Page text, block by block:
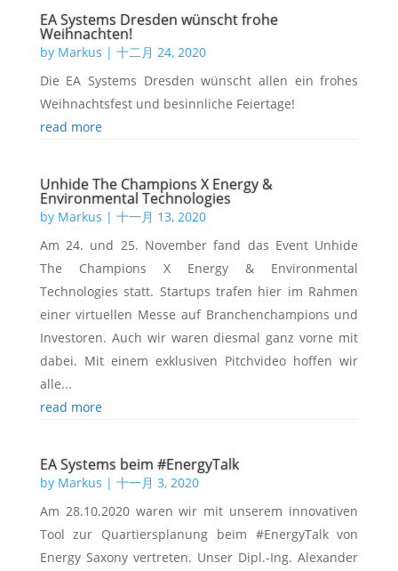
EA Systems Dresden wünscht frohe
Weihnachten!
by Markus | 十二月 24, 2020
Die EA Systems Dresden wünscht allen ein frohes
Weihnachtsfest und besinnliche Feiertage!
read more
Unhide The Champions X Energy &
Environmental Technologies
by Markus | 十一月 13, 2020
Am 24. und 25. November fand das Event Unhide
The Champions X Energy & Environmental
Technologies statt. Startups trafen hier im Rahmen
einer virtuellen Messe auf Branchenchampions und
Investoren. Auch wir waren diesmal ganz vorne mit
dabei. Mit einem exklusiven Pitchvideo hoffen wir
alle...
read more
EA Systems beim #EnergyTalk
by Markus | 十一月 3, 2020
Am 28.10.2020 waren wir mit unserem innovativen
Tool zur Quartiersplanung beim #EnergyTalk von
Energy Saxony vertreten. Unser Dipl.-Ing. Alexander